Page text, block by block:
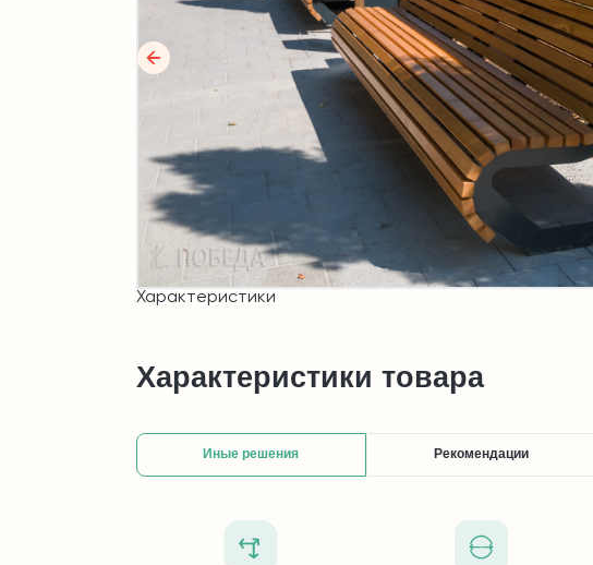
Характеристики
Характеристики товара
Иные решения Рекомендации